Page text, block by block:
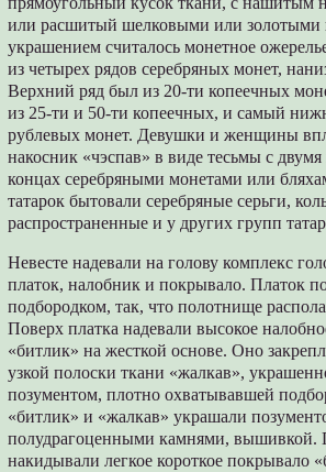
или расшитый шелковыми или
украшением считалось монетное
из четырех рядов серебряных монет,
Верхний ряд был из 20-ти копеечных
из 25-ти и 50-ти копеечных, и самый
рублевых монет. Девушки и женщины
накосник «чэспав» в виде тесьмы с
концах серебряными монетами или
татарок бытовали серебряные серьги,
распространенные и у других групп
Невесте надевали на голову комплекс
платок, налобник и покрывало. Платок
подбородком, так, что полотнище
Поверх платка надевали высокое
«битлик» на жесткой основе. Оно
узкой полоски ткани «жалкав»,
позументом, плотно охватывавшей
«битлик» и «жалкав» украшали
полудрагоценными камнями, вышивкой.
накидывали легкое короткое покрывало